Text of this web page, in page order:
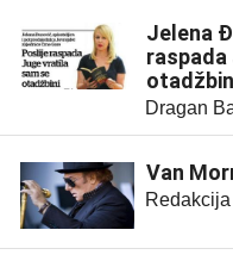
Jelena
Dragan
Van
Redakcija